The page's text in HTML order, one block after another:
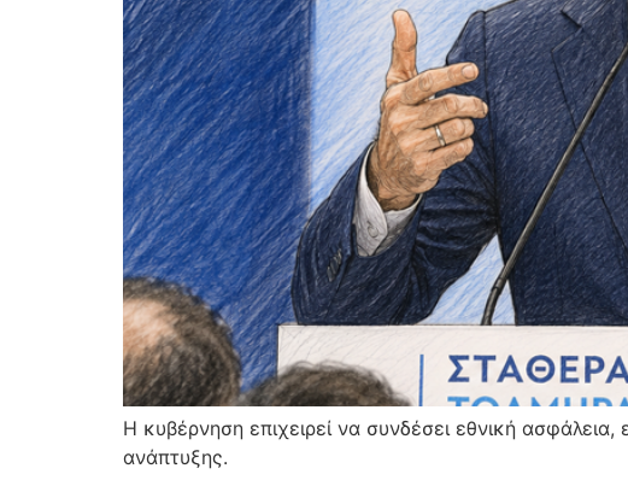
Η κυβέρνηση επιχειρεί να συνδέσει εθνική
ανάπτυξης.